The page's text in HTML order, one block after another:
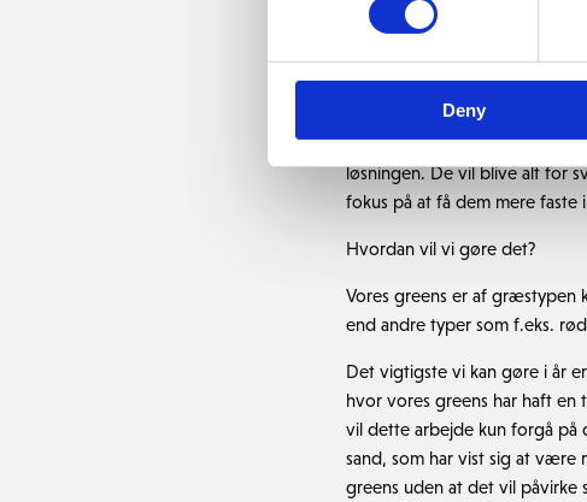
Deny
Feedback på
Greens – Det var tydeligt at
greens. Det kunne lyde
løsningen. De vil blive alt for
fokus på at få dem mere
Hvordan vil vi gøre det?
Vores greens er af græstypen
end andre typer som f.eks.
Det vigtigste vi kan gøre i år
hvor vores greens har haft en
vil dette arbejde kun forgå på
sand, som har vist sig at være
greens uden at det vil påvirke